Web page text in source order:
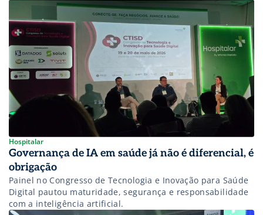
Hospitalar
Governança de IA em saúde já não é diferencial, é
obrigação
Painel no Congresso de Tecnologia e Inovação para Saúde
Digital pautou maturidade, segurança e responsabilidade
com a inteligência artificial.